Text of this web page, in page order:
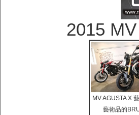
2015
MV AGUSTA X
藝術品的